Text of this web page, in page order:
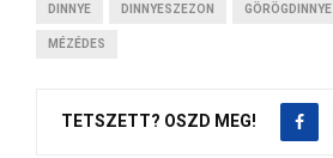
DINNYE DINNYESZEZON GÖRÖGDINNYE
MÉZÉDES
TETSZETT? OSZD MEG!